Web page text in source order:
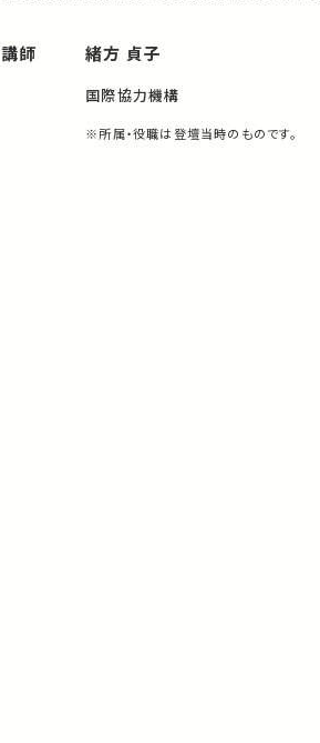
講師 緒方 貞子
国際協力機構
※所属・役職は登壇当時のものです。